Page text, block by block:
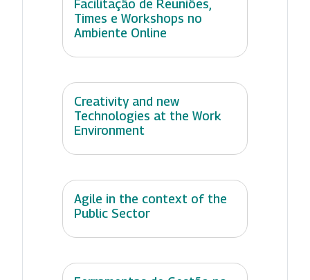
Facilitação de Reuniões,
Times e Workshops no
Ambiente Online
Creativity and new
Technologies at the Work
Environment
Agile in the context of the
Public Sector